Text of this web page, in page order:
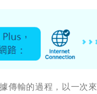
傳輸的過程，以一